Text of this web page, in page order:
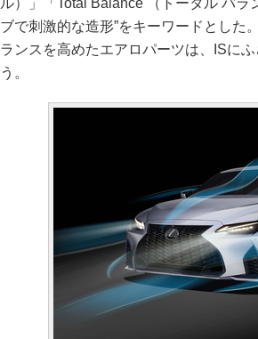
ル）」「Total Balance （トータル バラ
ブで刺激的な造形”をキーワードとした
ランスを高めたエアロパーツは、ISに
う。